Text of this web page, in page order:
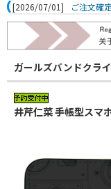
[2026/07/01]
ご注文確
ガールズバンドクライ
井芹仁菜 手帳型スマ